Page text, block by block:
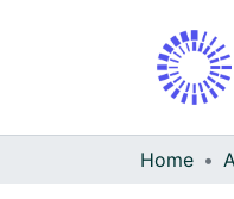
Home